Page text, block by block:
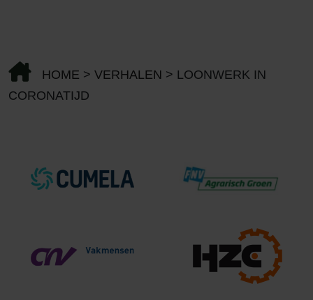
HOME > VERHALEN > LOONWERK IN
CORONATIJD